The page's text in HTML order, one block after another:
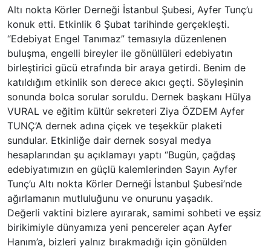
Altı nokta Körler Derneği İstanbul Şubesi, Ayfer Tunç’u
konuk etti. Etkinlik 6 Şubat tarihinde gerçekleşti.
“Edebiyat Engel Tanımaz” temasıyla düzenlenen
buluşma, engelli bireyler ile gönüllüleri edebiyatın
birleştirici gücü etrafında bir araya getirdi. Benim de
katıldığım etkinlik son derece akıcı geçti. Söyleşinin
sonunda bolca sorular soruldu. Dernek başkanı Hülya
VURAL ve eğitim kültür sekreteri Ziya ÖZDEM Ayfer
TUNÇ’A dernek adına çiçek ve teşekkür plaketi
sundular. Etkinliğe dair dernek sosyal medya
hesaplarından şu açıklamayı yaptı “Bugün, çağdaş
edebiyatımızın en güçlü kalemlerinden Sayın Ayfer
Tunç’u Altı nokta Körler Derneği İstanbul Şubesi’nde
ağırlamanın mutluluğunu ve onurunu yaşadık.
Değerli vaktini bizlere ayırarak, samimi sohbeti ve eşsiz
birikimiyle dünyamıza yeni pencereler açan Ayfer
Hanım’a, bizleri yalnız bırakmadığı için gönülden